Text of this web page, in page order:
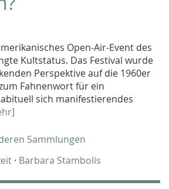
Open-Air-Event des
Kultstatus. Das Festival wurde
Perspektive auf die 1960er
Fahnenwort für ein
sich manifestierendes
Sammlungen
· Barbara Stambolis